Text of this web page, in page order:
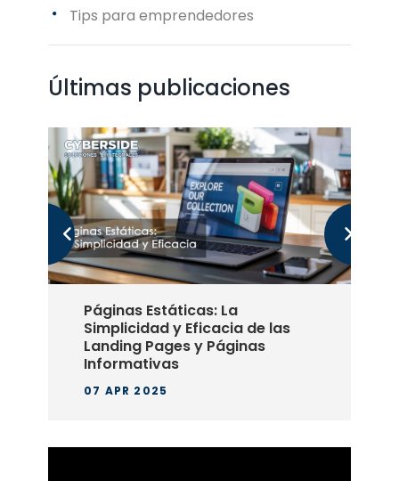
Tips para emprendedores
Últimas publicaciones
Páginas Estáticas: La
Simplicidad y Eficacia de las
Landing Pages y Páginas
Informativas
07 APR 2025